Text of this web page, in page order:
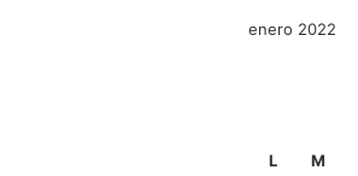
enero 2022
L M